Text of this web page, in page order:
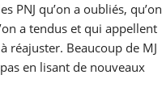
PNJ qu’on a oubliés, qu’on
a tendus et qui appellent
réajuster. Beaucoup de MJ
en lisant de nouveaux